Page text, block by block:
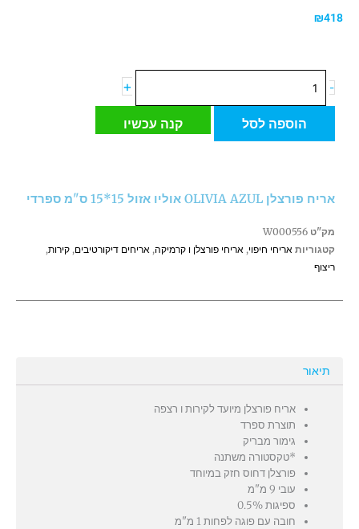
₪418
-
של
פורצלן
אזול
ס"מ
ספרדי
+
הוספה לסל קנה עכשיו
אריח פורצלן OLIVIA AZUL אוליו אזול 15*15 ס"מ ספרדי
מק"ט W000556
קטגוריות אריחי חיפוי, אריחי פורצלן ו קרמיקה, אריחים דיקורטיבים, קירות,
ריצוף
תיאור
אריח פורצלן מיועד לקירות ו רצפה
תוצרת ספרד
גימור מבריק
*טקסטורה משתנה
פורצלן דחוס חזק במיוחד
עובי 9 מ"מ
ספיגות 0.5%
חובה עם פוגה לפחות 1 מ"מ